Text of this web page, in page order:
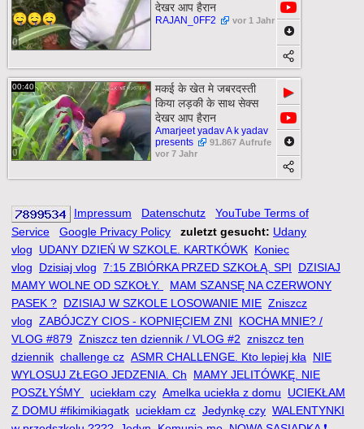
0
देखर आप हैरान
RAJAN_0FF2 vor 1 Jahr
00:40
0
मकई के खेत मे जबरदस्ती
किया लड़की के साथ सेक्स
देखर आप हैरान
Amarjeet yadav A k yadav
presents
91.867 Aufrufe
vor 7 Jahr
▶
Impressum Datenschutz
YouTube Terms of
Service
Google Privacy Policy zuletzt gesucht: Udany
vlog
UDANY DZIEŃ W SZKOLE. KARTKÓWK Koniec
vlog
Dzisiaj vlog 7:15 ZBIÓRKA PRZED SZKOŁĄ. SPI
DZISIAJ
MAMY WOLNE OD SZKOŁY.
MAM SZANSĘ NA CZERWONY
PASEK ? DZISIAJ W SZKOLE LOSOWANIE MIE Zniszcz
vlog ZABÓJCZY CIOS - KOPNIĘCIEM ZNI
KOCHA MNIE? /
VLOG #879 Zniszcz ten dziennik / VLOG #2 zniszcz ten
dziennik challenge cz ASMR CHALLENGE. Kto lepiej kła
NIE
WYLOSUJ ZŁEGO JEDZENIA. Ch
MAMY JELITÓWKĘ. NIE
POSZŁYŚMY
uciekłam czy Amelka uciekła z domu
UCIEKŁAM
Z DOMU #fikimikiagatk uciekłam cz Jedynkę czy WALENTYNKI